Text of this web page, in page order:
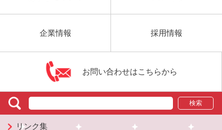
企業情報 採用情報
お問い合わせはこちらから
検索
リンク集